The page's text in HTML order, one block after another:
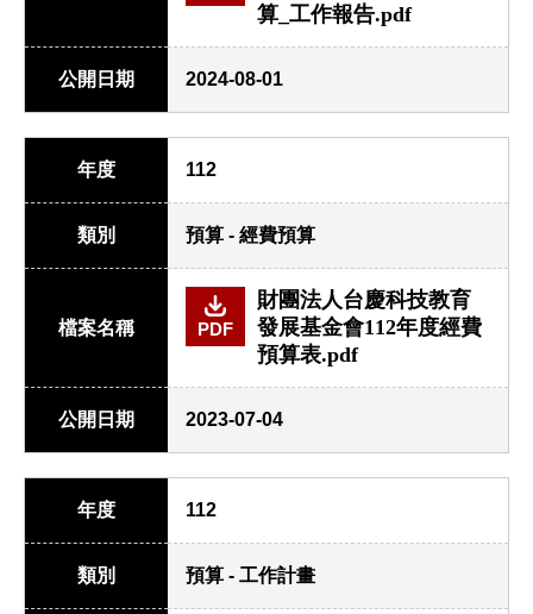
算_工作報告.pdf
公開日期 2024-08-01
年度 112
類別 預算 - 經費預算
檔案名稱 PDF
財團法人台慶科技教育
發展基金會112年度經費
預算表.pdf
公開日期 2023-07-04
年度 112
類別 預算 - 工作計畫